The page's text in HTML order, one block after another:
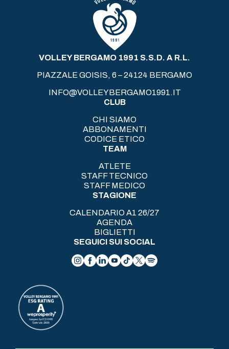
VOLLEY BERGAMO 1991 S.S.D. A R.L.
PIAZZALE GOISIS, 6 – 24124 BERGAMO
INFO@VOLLEYBERGAMO1991.IT
CLUB
CHI SIAMO
ABBONAMENTI
CODICE ETICO
TEAM
ATLETE
STAFF TECNICO
STAFF MEDICO
STAGIONE
CALENDARIO A1 26/27
AGENDA
BIGLIETTI
SEGUICI SUI SOCIAL